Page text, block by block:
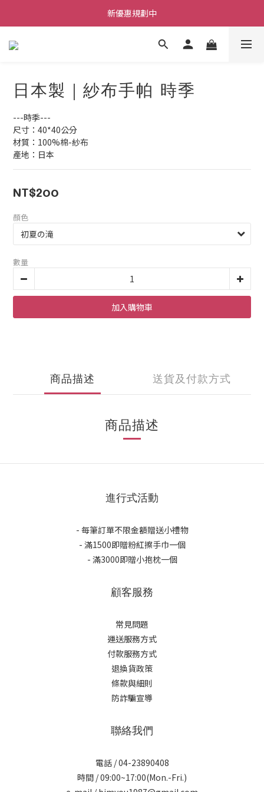
每筆訂單不限金額贈送小禮物
新優惠規劃中
每筆訂單不限金額贈送小禮物
日本製｜紗布手帕 時季
---時季---
尺寸：40*40公分
材質：100%棉-紗布
產地：日本
NT$200
顏色
數量
加入購物車
商品描述 送貨及付款方式
商品描述
進行式活動
- 每筆訂單不限金額贈送小禮物
- 滿1500即贈粉紅擦手巾一個
- 滿3000即贈小抱枕一個
顧客服務
常見問題
運送服務方式
付款服務方式
退換貨政策
條款與細則
防詐騙宣導
聯絡我們
電話 / 04-23890408
時間 / 09:00~17:00(Mon.-Fri.)